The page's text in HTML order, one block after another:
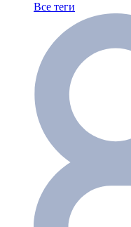
Все теги